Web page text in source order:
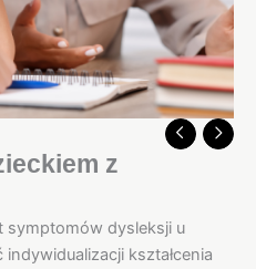
z
symptomów dysleksji u
kształcenia